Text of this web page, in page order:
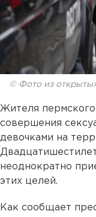
© Фото из
Жителя
совершения
девочками на
неоднократно
этих целей.
Как сообщает